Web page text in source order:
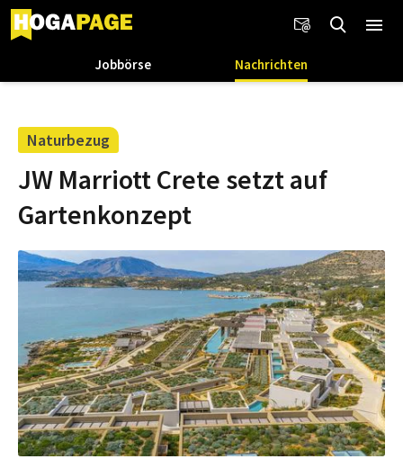
Jobbörse Nachrichten
Naturbezug
JW Marriott Crete setzt auf
Gartenkonzept